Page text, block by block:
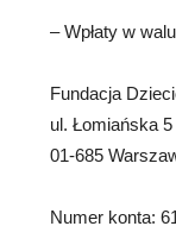
– Wpłaty w
Fundacja
ul. Łomiańska 5
01-685
Numer konta: